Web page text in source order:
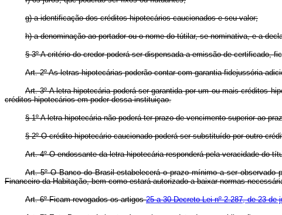
g) a identificação dos créditos hipotecários caucionados e seu valor;
h) a denominação ao portador ou o nome do tútilar, se nominativa, e a
§ 3º A critério do credor poderá ser dispensada a emissão de certificado,
Art. 2º As letras hipotecárias poderão contar com garantia fidejussória
Art. 3º A letra hipotecária poderá ser garantida por um ou mais créditos
créditos hipotecários em poder dessa instituiçao.
§ 1º A letra hipotecária não poderá ter prazo de vencimento superior ao
§ 2º O crédito hipotecário caucionado poderá ser substituído por outro
Art. 4º O endossante da letra hipotecária responderá pela veracidade do
Art. 5º O Banco do Brasil estabelecerá o prazo mínimo a ser
Financeiro da Habitação, bem como estará autorizado a baixar normas
Art. 6º Ficam revogados os artigos25 a 30 Decreto-Lei nº 2.287, de 23 de